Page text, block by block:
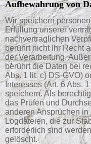
Aufbewahrung von
Wir speichern
Erfüllung unserer
nachvertraglichen
berührt nicht Ihr Recht
der Verarbeitung.
berührt die Daten bei
Abs. 1 lit. c) DS-GVO)
Interesses (Art. 6 Abs.
speichern. Als
das Prüfen und
anderen Ansprüchen in
Logdateien, die zur
erforderlich sind
gelöscht.